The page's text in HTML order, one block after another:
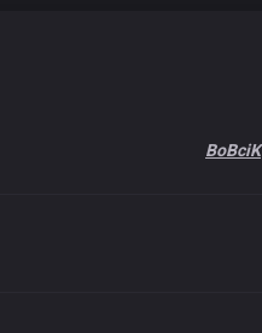
BoBciK